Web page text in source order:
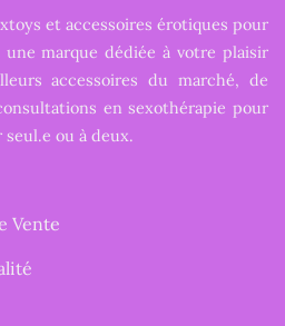
et accessoires érotiques pour
marque dédiée à votre plaisir
accessoires du marché, de
en sexothérapie pour
seul.e ou à deux.
Vente